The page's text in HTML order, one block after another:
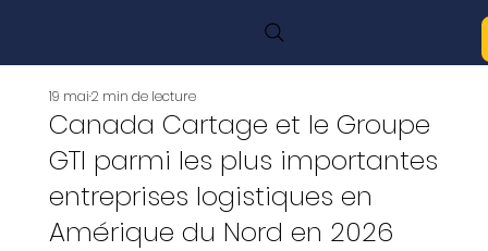
Canada Cartage et le Groupe
GTI parmi les plus importantes
entreprises logistiques en
Amérique du Nord en 2026
19 mai2 min de lecture